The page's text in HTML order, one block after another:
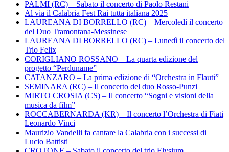
PALMI (RC) – Sabato il concerto di Paolo Restani
Al via il Calabria Fest Rai tutta italiana 2025
LAUREANA DI BORRELLO (RC) – Mercoledì il concerto
del Duo Tramontana-Messinese
LAUREANA DI BORRELLO (RC) – Lunedì il concerto del
Trio Felix
CORIGLIANO ROSSANO – La quarta edizione del
progetto “Perduname”
CATANZARO – La prima edizione di “Orchestra in Flauti”
SEMINARA (RC) – Il concerto del duo Rosso-Punzi
MIRTO CROSIA (CS) – Il concerto “Sogni e visioni della
musica da film”
ROCCABERNARDA (KR) – Il concerto l’Orchestra di Fiati
Leonardo Vinci
Maurizio Vandelli fa cantare la Calabria con i successi di
Lucio Battisti